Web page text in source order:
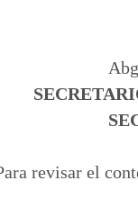
revisar el